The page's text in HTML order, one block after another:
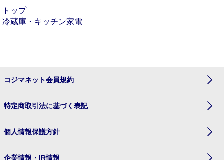
トップ
冷蔵庫・キッチン家電
コジマネット会員規約
特定商取引法に基づく表記
個人情報保護方針
企業情報・IR情報